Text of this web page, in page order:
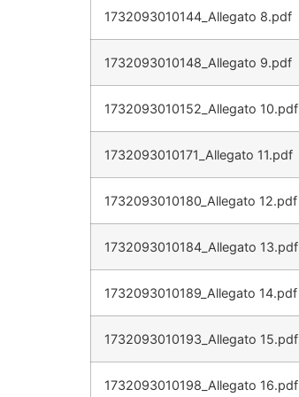
1732093010144_Allegato 8.pdf
1732093010148_Allegato 9.pdf
1732093010152_Allegato 10.pdf
1732093010171_Allegato 11.pdf
1732093010180_Allegato 12.pdf
1732093010184_Allegato 13.pdf
1732093010189_Allegato 14.pdf
1732093010193_Allegato 15.pdf
1732093010198_Allegato 16.pdf